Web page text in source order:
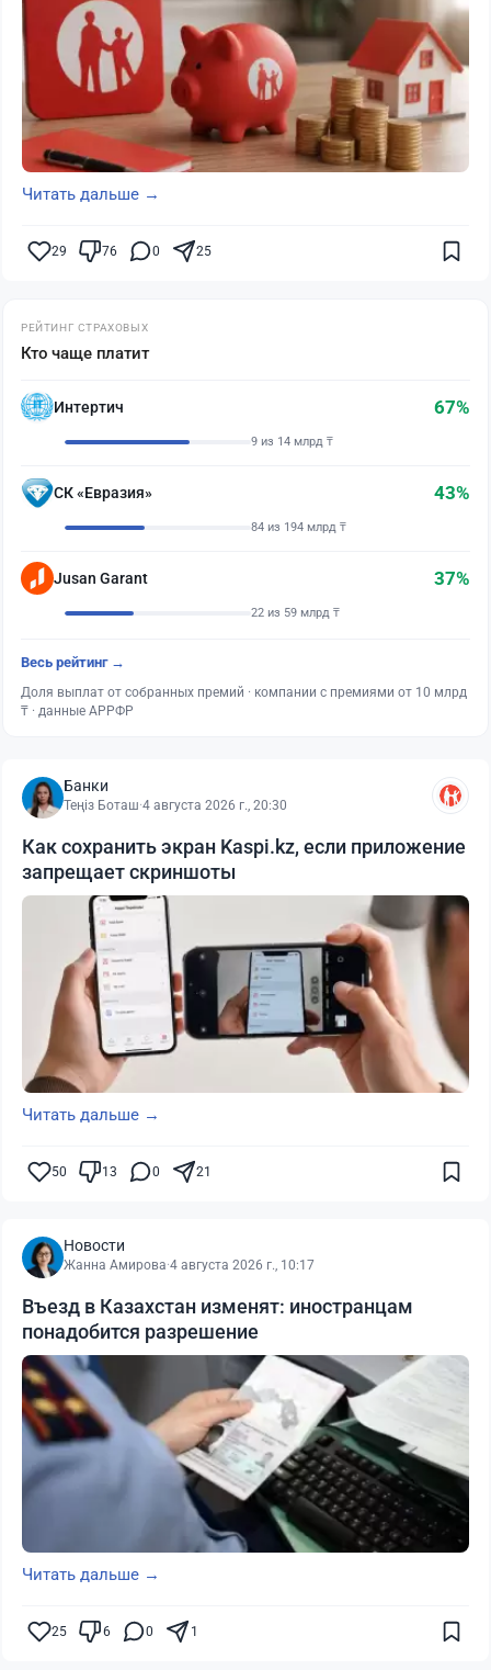
Читать дальше →
29 76 0 25
РЕЙТИНГ СТРАХОВЫХ
Кто чаще платит
Интертич 67%
9 из 14 млрд ₸
СК «Евразия» 43%
84 из 194 млрд ₸
Jusan Garant 37%
22 из 59 млрд ₸
Весь рейтинг →
Доля выплат от собранных премий · компании с премиями от 10 млрд
₸ · данные АРРФР
Банки
Теңіз Боташ·4 августа 2026 г., 20:30
Как сохранить экран Kaspi.kz, если приложение
запрещает скриншоты
Читать дальше →
50 13 0 21
Новости
Жанна Амирова·4 августа 2026 г., 10:17
Въезд в Казахстан изменят: иностранцам
понадобится разрешение
Читать дальше →
25 6 0 1